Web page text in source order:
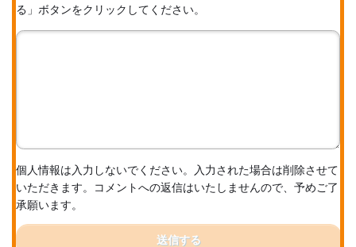
る」ボタンをクリックしてください。
個人情報は入力しないでください。入力された場合は削除させて
いただきます。コメントへの返信はいたしませんので、予めご了
承願います。
送信する